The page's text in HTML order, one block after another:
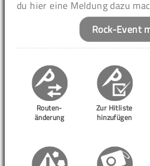
du hier eine Meldung dazu
Rock-Event
Routen-
änderung
Zur Hitliste
hinzufügen